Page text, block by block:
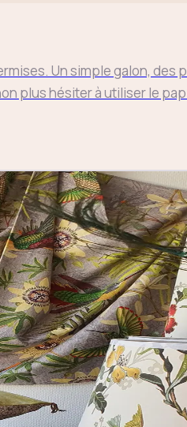
Un simple galon, des
plus hésiter à utiliser le